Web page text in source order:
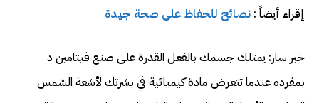
إقراء أيضاً : نصائح للحفاظ على صحة جيدة
خبر سار: يمتلك جسمك بالفعل القدرة على صنع فيتامين د
بمفرده عندما تتعرض مادة كيميائية في بشرتك لأشعة الشمس